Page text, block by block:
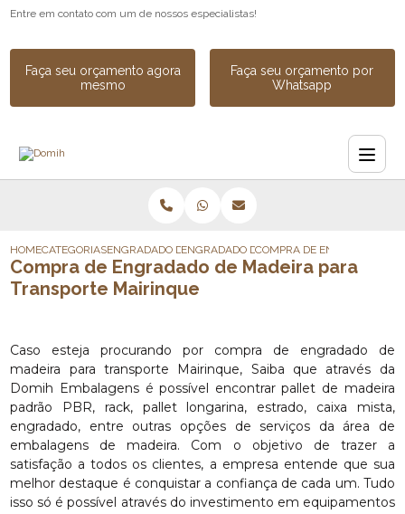
Entre em contato com um de nossos especialistas!
Faça seu orçamento agora
mesmo
Faça seu orçamento por
Whatsapp
HOMECATEGORIASENGRADADO DE MADEIRAENGRADADO DE MADEIRA PARA
COMPRA DE ENGRADADO
Compra de Engradado de Madeira para
Transporte Mairinque
Caso esteja procurando por compra de engradado de
madeira para transporte Mairinque, Saiba que através da
Domih Embalagens é possível encontrar pallet de madeira
padrão PBR, rack, pallet longarina, estrado, caixa mista,
engradado, entre outras opções de serviços da área de
embalagens de madeira. Com o objetivo de trazer a
satisfação a todos os clientes, a empresa entende que sua
melhor destaque é conquistar a confiança de cada um. Tudo
isso só é possível através do investimento em equipamentos